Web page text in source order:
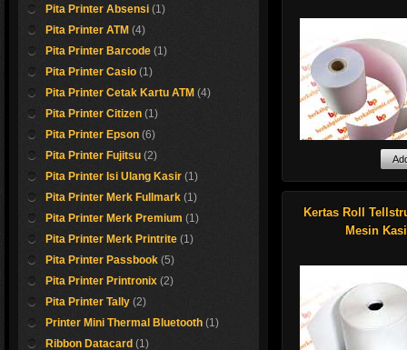
hermal
Kertas roll thermal
Shop now !
Thermal ukuran
57x47, 57x40,
kebawah
4000 roll
Untuk harga per
tergantung dari
kertas dan jumlah
Detail harga
hubungi sales
***) Kertas roll
cetakan seperti
adalah contoh,
dijual untuk
Tersedia dalam
ukuran.
Hubungi segera
Support kami...
* Diebold
* Kingteller
* Fujitsu
* Hyosung
* MDS
dan lain-lain.
Harga sangat
anda. Kami
pembelian grosir
eceran di seluruh
Indonesia.
membutuhkan
transaksi melalui
pembayaran,
roll model
sesuai dengan
rangkap
adalah model
atau biasa disebut
Kami menyediakan
Kertas Roll
Mesin
Pita Printer Absensi (1)
Pita Printer ATM (4)
Pita Printer Barcode (1)
Pita Printer Casio (1)
Pita Printer Cetak Kartu ATM (4)
Pita Printer Citizen (1)
Pita Printer Epson (6)
Pita Printer Fujitsu (2)
Pita Printer Isi Ulang Kasir (1)
Pita Printer Merk Fullmark (1)
Pita Printer Merk Premium (1)
Pita Printer Merk Printrite (1)
Pita Printer Passbook (5)
Pita Printer Printronix (2)
Pita Printer Tally (2)
Printer Mini Thermal Bluetooth (1)
Ribbon Datacard (1)